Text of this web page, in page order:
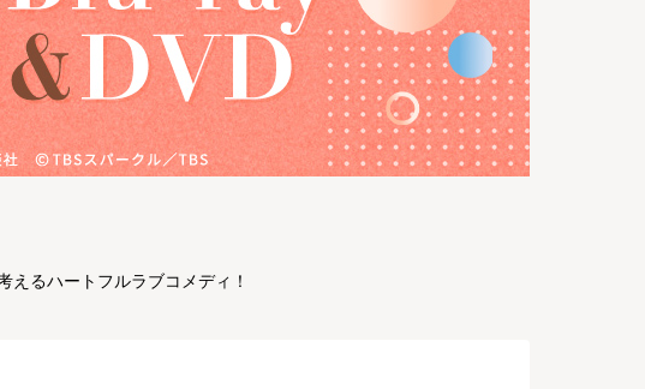
るハートフルラブコメディ！